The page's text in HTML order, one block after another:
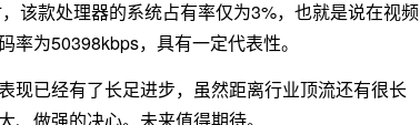
该款处理器的系统占有率仅为3%，也就是说在视频
为50398kbps，具有一定代表性。
现已经有了长足进步，虽然距离行业顶流还有很长
做强的决心。未来值得期待。